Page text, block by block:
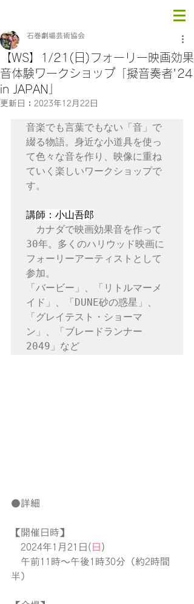
【WS】1/21(日)フォーリー映画効果
音体験ワークショップ「擬音奏者'24
in JAPAN」
石巻劇場芸術協会
更新日： 2023年12月22日
音楽でも言葉でもない「音」で
綴る物語。身近な小道具を使っ
て色々な音を作り、映像に重ね
ていく楽しいワークショップで
す。
講師：小山吾郎
カナダで映画効果音を作って
30年。多くのハリウッド映画に
フォーリーアーティストとして
参加。
「バービー」、「リトルマーメ
イド」、「DUNE砂の惑星」、
「グレイテスト・ショーマ
ン」、「ブレードランナー
2049」など
●詳細
【開催日時】
2024年1月21日( 日 )
午前11時〜午後1時30分 （約2時間
半）